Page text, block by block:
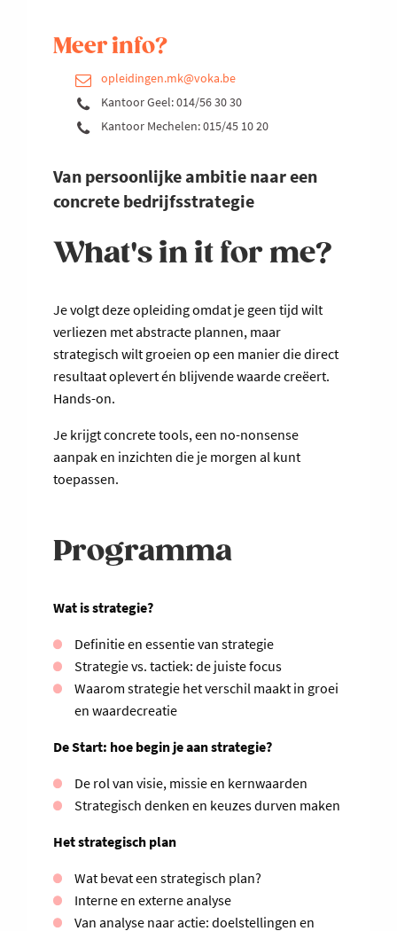
Van persoonlijke ambitie naar een
concrete bedrijfsstrategie
What's in it for me?
Je volgt deze opleiding omdat je geen tijd wilt
verliezen met abstracte plannen, maar
strategisch wilt groeien op een manier die direct
resultaat oplevert én blijvende waarde creëert.
Hands-on.
Je krijgt concrete tools, een no-nonsense
aanpak en inzichten die je morgen al kunt
toepassen.
Programma
Wat is strategie?
Definitie en essentie van strategie
Strategie vs. tactiek: de juiste focus
Waarom strategie het verschil maakt in groei
en waardecreatie
De Start: hoe begin je aan strategie?
De rol van visie, missie en kernwaarden
Strategisch denken en keuzes durven maken
Het strategisch plan
Wat bevat een strategisch plan?
Interne en externe analyse
Van analyse naar actie: doelstellingen en
Meer info?
opleidingen.mk@voka.be
Kantoor Geel: 014/56 30 30
Kantoor Mechelen: 015/45 10 20